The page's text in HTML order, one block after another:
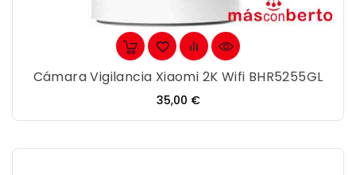
Cámara Vigilancia Xiaomi 2K Wifi BHR5255GL
Precio
35,00 €